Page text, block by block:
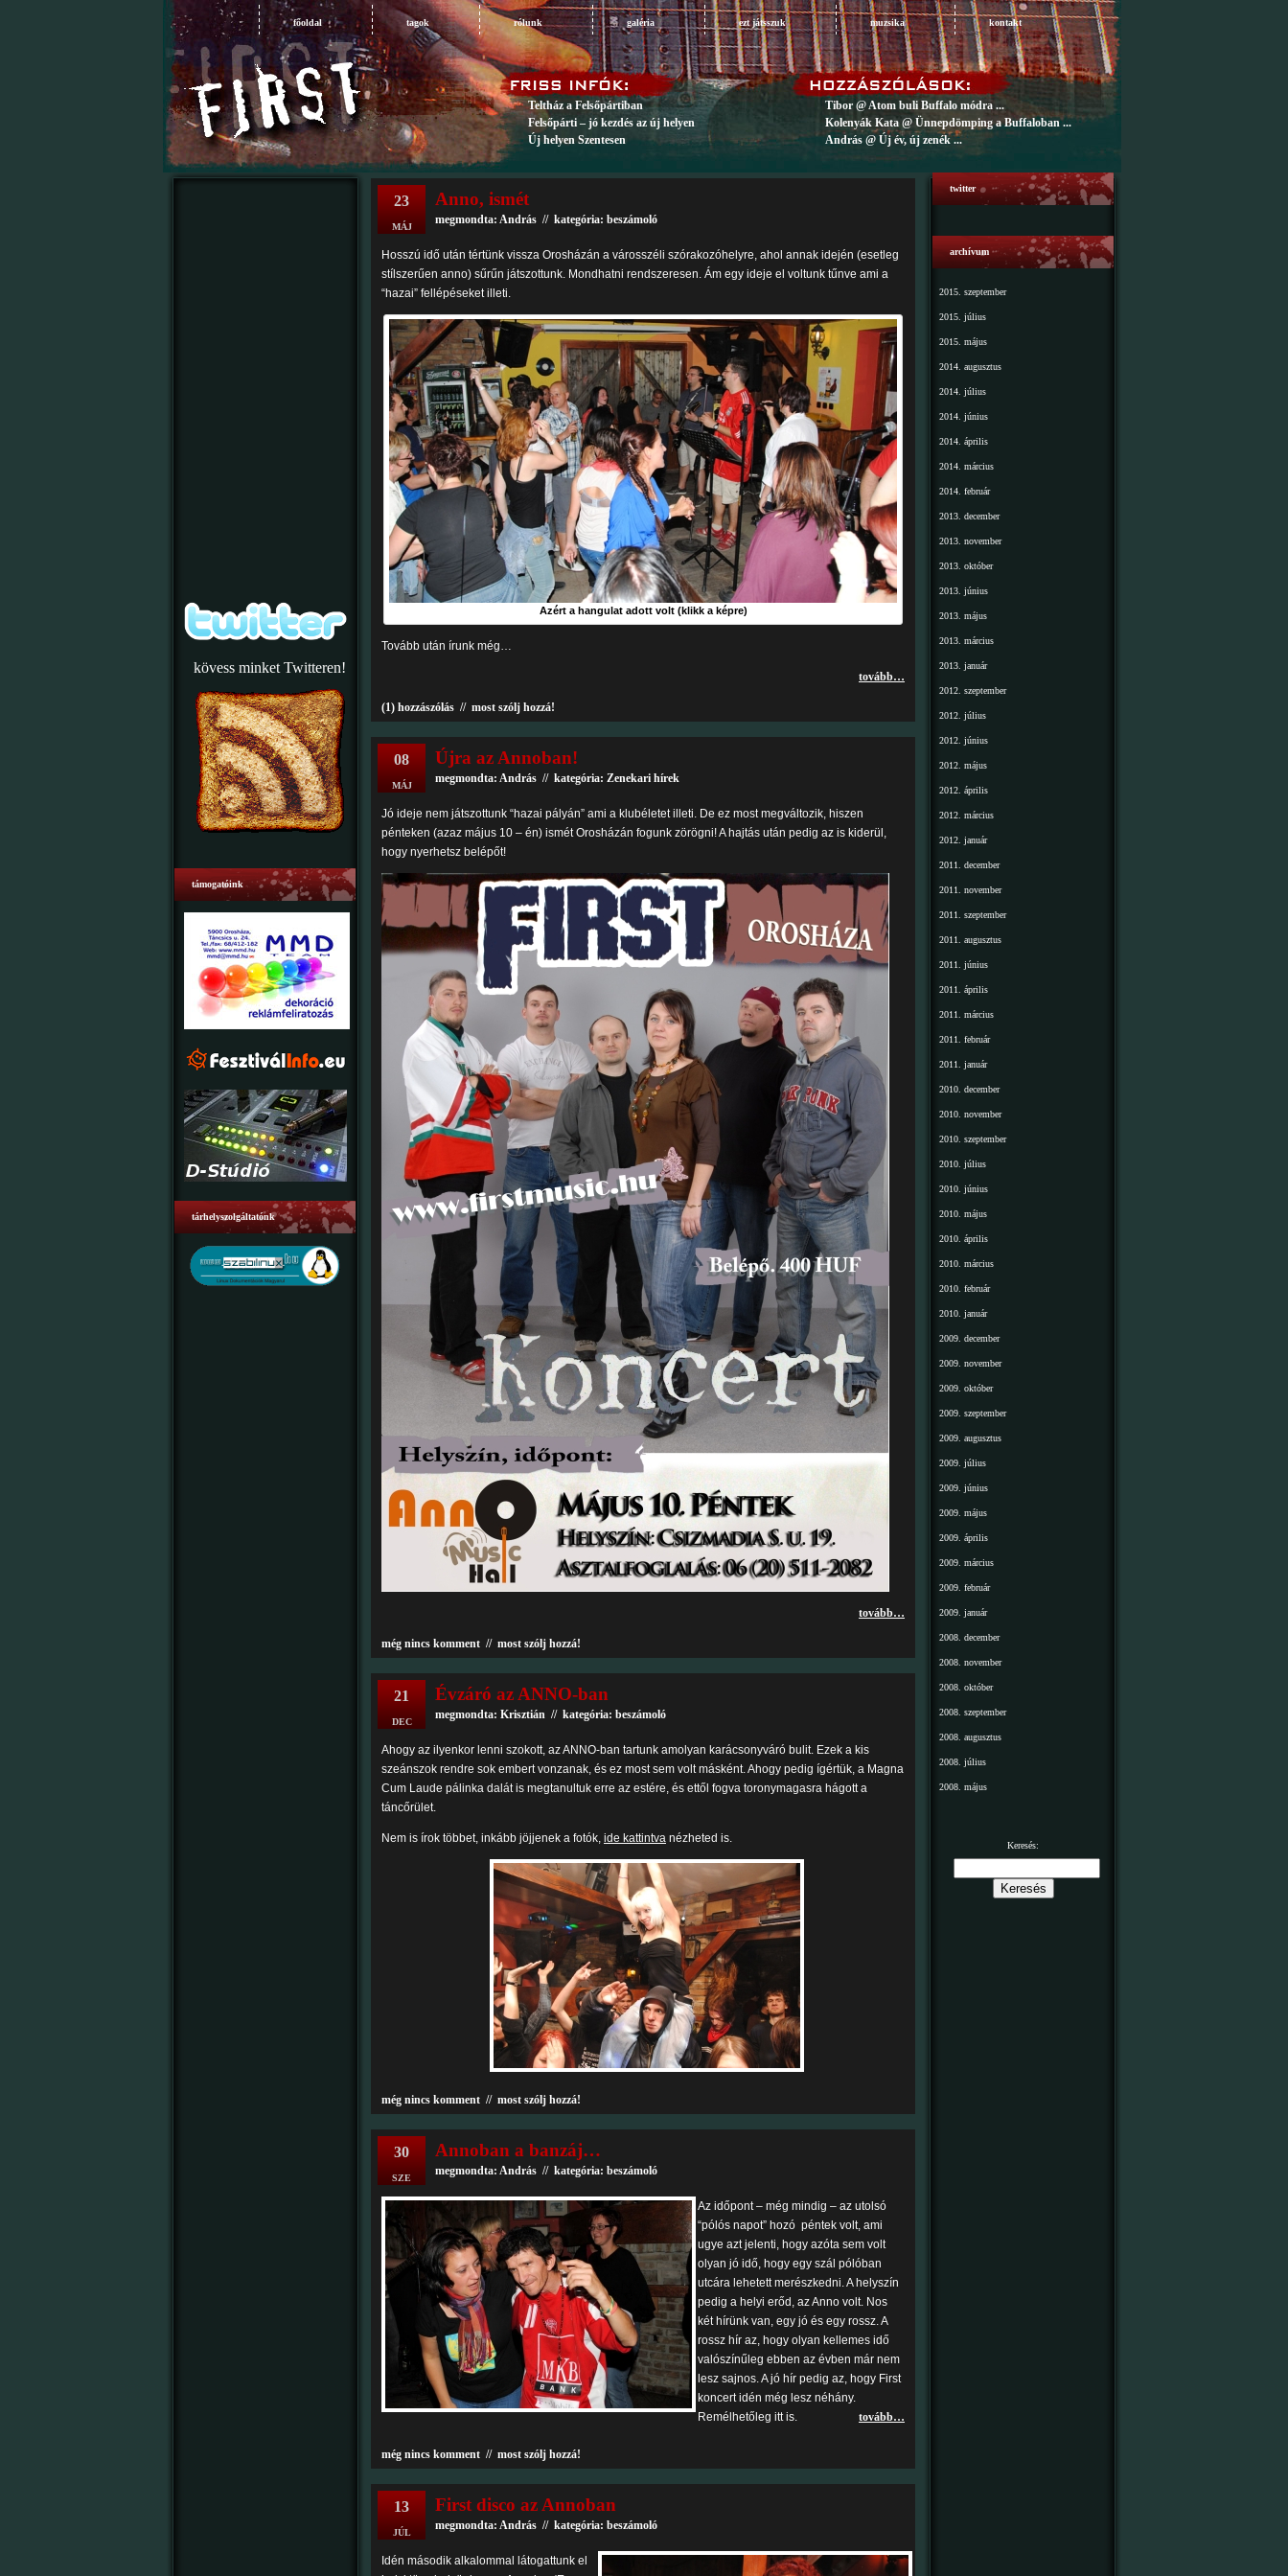
főoldal tagok rólunk galéria ezt játsszuk muzsika kontakt
Teltház a Felsőpártiban
Felsőpárti – jó kezdés az új helyen
Új helyen Szentesen
Tibor @ Atom buli Buffalo módra ...
Kolenyák Kata @ Ünnepdömping a Buffaloban ...
András @ Új év, új zenék ...
kövess minket Twitteren!
támogatóink
tárhelyszolgáltatónk
23
MÁJ
Anno, ismét
megmondta: András // kategória: beszámoló
Hosszú idő után tértünk vissza Orosházán a városszéli szórakozóhelyre, ahol annak idején (esetleg
stílszerűen anno) sűrűn játszottunk. Mondhatni rendszeresen. Ám egy ideje el voltunk tűnve ami a
“hazai” fellépéseket illeti.
Azért a hangulat adott volt (klikk a képre)
Tovább után írunk még…
tovább…
(1) hozzászólás // most szólj hozzá!
08
MÁJ
Újra az Annoban!
megmondta: András // kategória: Zenekari hírek
Jó ideje nem játszottunk “hazai pályán” ami a klubéletet illeti. De ez most megváltozik, hiszen
pénteken (azaz május 10 – én) ismét Orosházán fogunk zörögni! A hajtás után pedig az is kiderül,
hogy nyerhetsz belépőt!
tovább…
még nincs komment // most szólj hozzá!
21
DEC
Évzáró az ANNO-ban
megmondta: Krisztián // kategória: beszámoló
Ahogy az ilyenkor lenni szokott, az ANNO-ban tartunk amolyan karácsonyváró bulit. Ezek a kis
szeánszok rendre sok embert vonzanak, és ez most sem volt másként. Ahogy pedig ígértük, a Magna
Cum Laude pálinka dalát is megtanultuk erre az estére, és ettől fogva toronymagasra hágott a
táncőrület.
Nem is írok többet, inkább jöjjenek a fotók, ide kattintva nézheted is.
még nincs komment // most szólj hozzá!
30
SZE
Annoban a banzáj…
megmondta: András // kategória: beszámoló
Az időpont – még mindig – az utolsó
“pólós napot” hozó péntek volt, ami
ugye azt jelenti, hogy azóta sem volt
olyan jó idő, hogy egy szál pólóban
utcára lehetett merészkedni. A helyszín
pedig a helyi erőd, az Anno volt. Nos
két hírünk van, egy jó és egy rossz. A
rossz hír az, hogy olyan kellemes idő
valószínűleg ebben az évben már nem
lesz sajnos. A jó hír pedig az, hogy First
koncert idén még lesz néhány.
Remélhetőleg itt is.
tovább…
még nincs komment // most szólj hozzá!
13
JÚL
First disco az Annoban
megmondta: András // kategória: beszámoló
Idén második alkalommal látogattunk el
twitter
archívum
2015. szeptember
2015. július
2015. május
2014. augusztus
2014. július
2014. június
2014. április
2014. március
2014. február
2013. december
2013. november
2013. október
2013. június
2013. május
2013. március
2013. január
2012. szeptember
2012. július
2012. június
2012. május
2012. április
2012. március
2012. január
2011. december
2011. november
2011. szeptember
2011. augusztus
2011. június
2011. április
2011. március
2011. február
2011. január
2010. december
2010. november
2010. szeptember
2010. július
2010. június
2010. május
2010. április
2010. március
2010. február
2010. január
2009. december
2009. november
2009. október
2009. szeptember
2009. augusztus
2009. július
2009. június
2009. május
2009. április
2009. március
2009. február
2009. január
2008. december
2008. november
2008. október
2008. szeptember
2008. augusztus
2008. július
2008. május
Keresés: